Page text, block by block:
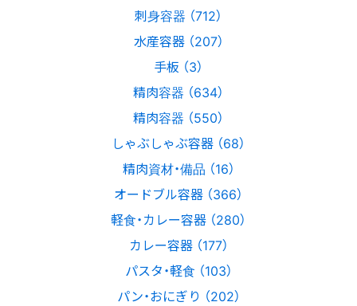
刺身容器 （712）
水産容器 （207）
手板 （3）
精肉容器 （634）
精肉容器 （550）
しゃぶしゃぶ容器 （68）
精肉資材・備品 （16）
オードブル容器 （366）
軽食・カレー容器 （280）
カレー容器 （177）
パスタ・軽食 （103）
パン・おにぎり （202）